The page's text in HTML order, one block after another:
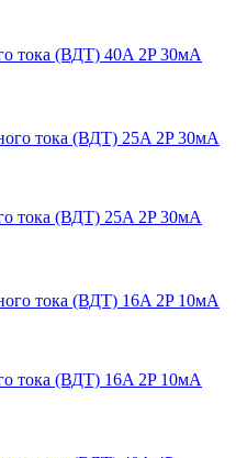
тока (ВДТ) 40A 2P 30мА
тока (ВДТ) 25A 2P 30мА
тока (ВДТ) 16A 2P 10мА